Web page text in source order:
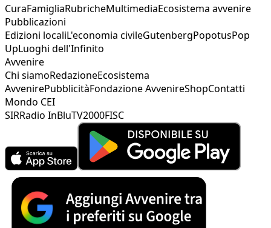
CuraFamigliaRubricheMultimediaEcosistema avvenire
Pubblicazioni
Edizioni localiL'economia civileGutenbergPopotusPop
UpLuoghi dell'Infinito
Avvenire
Chi siamoRedazioneEcosistema
AvvenirePubblicitàFondazione AvvenireShopContatti
Mondo CEI
SIRRadio InBluTV2000FISC